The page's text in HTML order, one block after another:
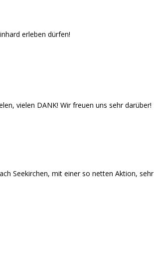
erleben dürfen!
vielen DANK! Wir freuen uns sehr darüber!
Seekirchen, mit einer so netten Aktion, sehr